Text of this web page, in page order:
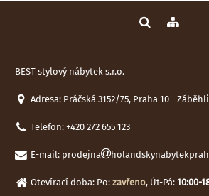
BEST stylový nábytek s.r.o.
Adresa: Práčská 3152/75, Praha 10 -
Telefon: +420 272 655 123
E-mail: prodejna
Otevírací doba: Po: zavřeno, Út-Pá: 10:00-